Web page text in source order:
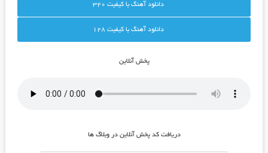
دانلود آهنگ با کيفيت 320
دانلود آهنگ با کيفيت 128
پخش آنلاين
دريافت کد پخش آنلاين در وبلاگ ها